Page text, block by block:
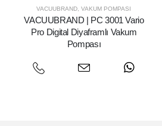
VACUUBRAND,VAKUM POMPASI
VACUUBRAND | PC 3001 Vario
Pro Digital Diyaframlı Vakum
Pompası